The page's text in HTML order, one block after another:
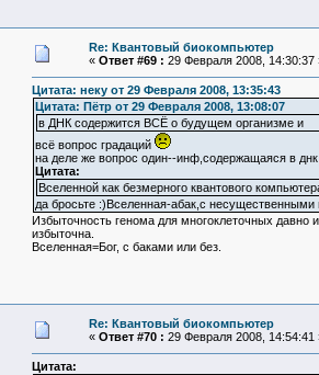
Re: Квантовый биокомпьютер
« Ответ #69 : 29 Февраля 2008, 14:30:37
Цитата: неку от 29 Февраля 2008, 13:35:43
Цитата: Пётр от 29 Февраля 2008, 13:08:07
в ДНК содержится ВСЁ о будущем организме и
всё вопрос градаций
на деле же вопрос один--инф,содержащаяся в
Цитата:
Вселенной как безмерного квантового
да бросьте :)Вселенная-абак,с
Избыточность генома для многоклеточных
избыточна.
Вселенная=Бог, с баками или без.
Re: Квантовый биокомпьютер
« Ответ #70 : 29 Февраля 2008, 14:54:41
Цитата: